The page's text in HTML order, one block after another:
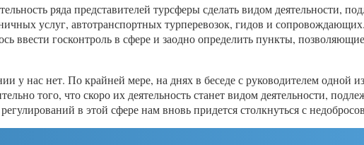
ряда представителей турсферы сделать видом деятельности,
услуг, автотранспортных турперевозок, гидов и
ввести госконтроль в сфере и заодно определить пункты,
у нас нет. По крайней мере, на днях в беседе с руководителем одной
того, что скоро их деятельность станет видом деятельности,
в этой сфере нам вновь придется столкнуться с